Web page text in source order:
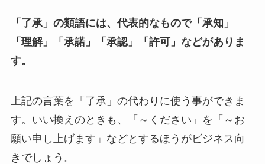
「了承」の類語には、代表的なもので「承知」
「理解」「承諾」「承認」「許可」などがありま
す。
上記の言葉を「了承」の代わりに使う事ができま
す。いい換えのときも、「～ください」を「～お
願い申し上げます」などとするほうがビジネス向
きでしょう。